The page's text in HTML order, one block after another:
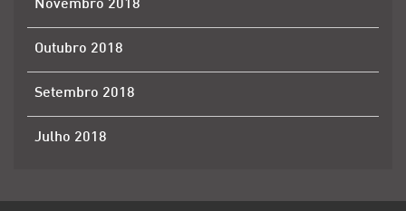
Novembro 2018
Outubro 2018
Setembro 2018
Julho 2018